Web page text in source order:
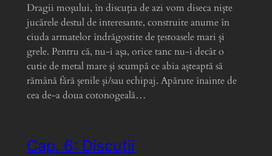
Dragii moșului, în discuția de azi vom diseca niște
jucărele destul de interesante, construite anume în
ciuda armatelor îndrăgostite de țestoasele mari și
grele. Pentru că, nu-i așa, orice tanc nu-i decât o
cutie de metal mare și scumpă ce abia așteaptă să
rămână fără șenile și/sau echipaj. Apărute înainte de
cea de-a doua cotonogeală…
Cap. 6: Discuții